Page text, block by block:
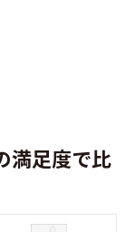
満足度で比